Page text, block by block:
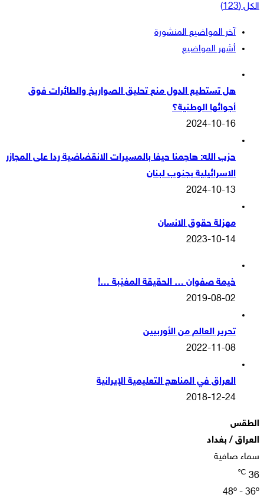
الكل (123)
آخر المواضيع المنشورة
أشهر المواضيع
هل تستطيع الدول منع تحليق الصواريخ والطائرات فوق
أجوائها الوطنية؟
2024-10-16
حزب الله: هاجمنا حيفا بالمسيرات الانقضاضية ردا على المجازر
الاسرائيلية بجنوب لبنان
2024-10-13
مهزلة حقوق الانسان
2023-10-14
خيمة صفوان … الحقيقة المغيّبة …!
2019-08-02
تحرير العالم من الأوربيين
2022-11-08
العراق في المناهج التعليمية الإيرانية
2018-12-24
الطقس
العراق / بغداد
سماء صافية
36
℃
48º - 36º